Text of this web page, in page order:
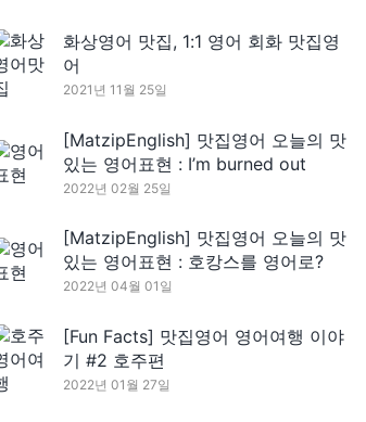
화상영어 맛집, 1:1 영어 회화 맛집영
어
2021년 11월 25일
[MatzipEnglish] 맛집영어 오늘의 맛
있는 영어표현 : I’m burned out
2022년 02월 25일
[MatzipEnglish] 맛집영어 오늘의 맛
있는 영어표현 : 호캉스를 영어로?
2022년 04월 01일
[Fun Facts] 맛집영어 영어여행 이야
기 #2 호주편
2022년 01월 27일